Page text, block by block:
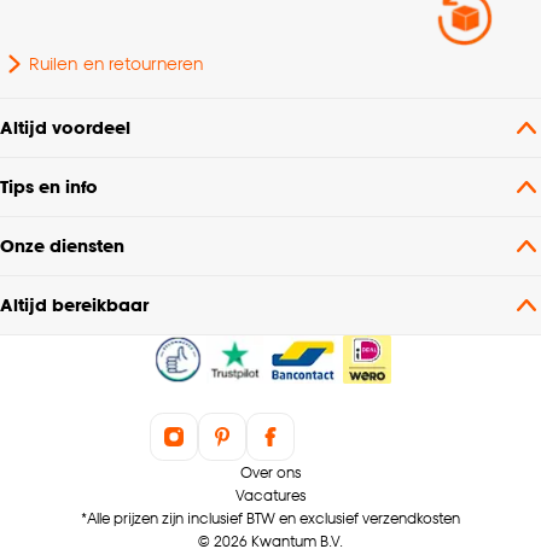
Ruilen en retourneren
Altijd voordeel
Tips en info
Onze diensten
Altijd bereikbaar
Over ons
Vacatures
*Alle prijzen zijn inclusief BTW en exclusief verzendkosten
© 2026 Kwantum B.V.